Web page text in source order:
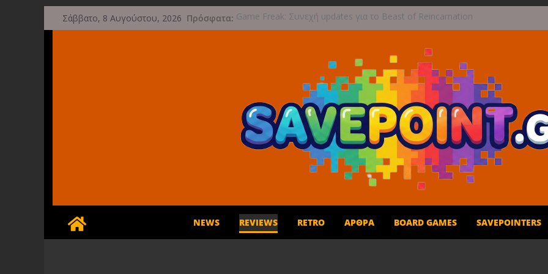
Μετάβαση
σε
Σάββατο, 8 Αυγούστου, 2026 Πρόσφατα: Game Freak: Συνεχή updates για το Beast of Reincarnation
μετά την ανάμεικτη υποδοχή
Διασχίστε τους ουρανούς με το Wild Blue Skies αυτό το
Διακοπές και παιχνίδι για όλη την οικογένεια!
Έρχεται 1η Σεπτεμβρίου το Crimson Moon
NEWS REVIEWS RETRO ΆΡΘΡΑ BOARD GAMES SAVEPOINTERS